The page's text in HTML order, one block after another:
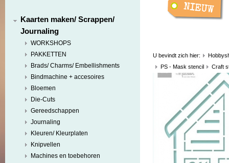
Kaarten maken/ Scrappen/
Journaling
WORKSHOPS
PAKKETTEN
Brads/ Charms/ Embellishments
Bindmachine + accesoires
Bloemen
Die-Cuts
Gereedschappen
Journaling
Kleuren/ Kleurplaten
Knipvellen
Machines en toebehoren
U bevindt zich hier:
PS - Mask stencil
Craft